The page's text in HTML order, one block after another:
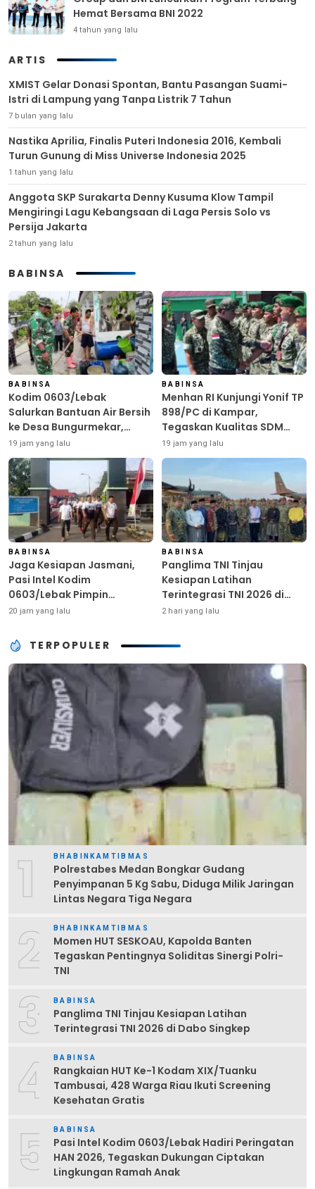
Hemat Bersama BNI 2022
4 tahun yang lalu
ARTIS
XMIST Gelar Donasi Spontan, Bantu Pasangan Suami-
Istri di Lampung yang Tanpa Listrik 7 Tahun
7 bulan yang lalu
Nastika Aprilia, Finalis Puteri Indonesia 2016, Kembali
Turun Gunung di Miss Universe Indonesia 2025
1 tahun yang lalu
Anggota SKP Surakarta Denny Kusuma Klow Tampil
Mengiringi Lagu Kebangsaan di Laga Persis Solo vs
Persija Jakarta
2 tahun yang lalu
BABINSA
BABINSA
Kodim 0603/Lebak
Salurkan Bantuan Air Bersih
ke Desa Bungurmekar,
Ringankan Beban Warga
Terdampak Kemarau
19 jam yang lalu
BABINSA
Menhan RI Kunjungi Yonif TP
898/PC di Kampar,
Tegaskan Kualitas SDM
Kunci Kekuatan TNI
19 jam yang lalu
BABINSA
Jaga Kesiapan Jasmani,
Pasi Intel Kodim
0603/Lebak Pimpin
Pembinaan Fisik Rutin
20 jam yang lalu
BABINSA
Panglima TNI Tinjau
Kesiapan Latihan
Terintegrasi TNI 2026 di
Dabo Singkep
2 hari yang lalu
TERPOPULER
1 BHABINKAMTIBMAS
Polrestabes Medan Bongkar Gudang
Penyimpanan 5 Kg Sabu, Diduga Milik Jaringan
Lintas Negara Tiga Negara
2 BHABINKAMTIBMAS
Momen HUT SESKOAU, Kapolda Banten
Tegaskan Pentingnya Soliditas Sinergi Polri-
TNI
3 BABINSA
Panglima TNI Tinjau Kesiapan Latihan
Terintegrasi TNI 2026 di Dabo Singkep
4 BABINSA
Rangkaian HUT Ke-1 Kodam XIX/Tuanku
Tambusai, 428 Warga Riau Ikuti Screening
Kesehatan Gratis
5 BABINSA
Pasi Intel Kodim 0603/Lebak Hadiri Peringatan
HAN 2026, Tegaskan Dukungan Ciptakan
Lingkungan Ramah Anak